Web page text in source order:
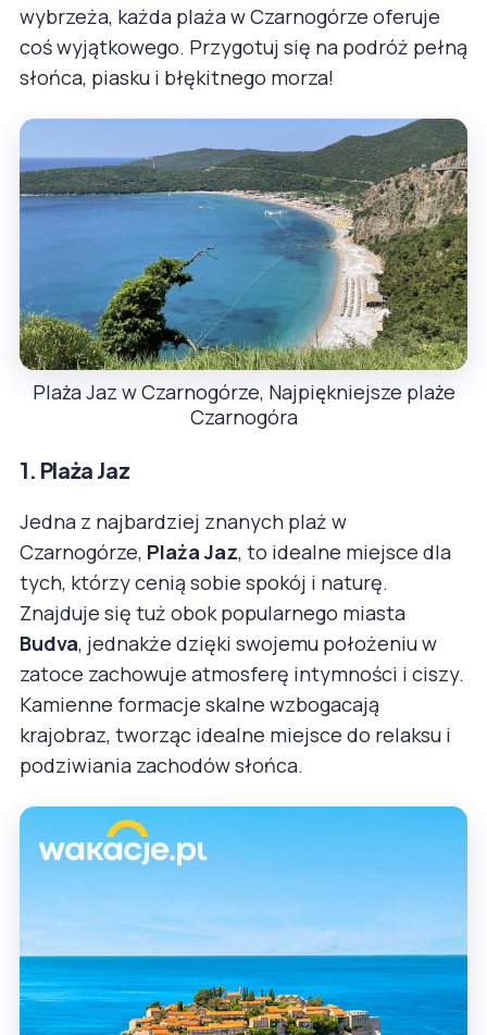
wybrzeża, każda plaża w Czarnogórze oferuje
coś wyjątkowego. Przygotuj się na podróż pełną
słońca, piasku i błękitnego morza!
Plaża Jaz w Czarnogórze, Najpiękniejsze plaże
Czarnogóra
1. Plaża Jaz
Jedna z najbardziej znanych plaż w
Czarnogórze, Plaża Jaz, to idealne miejsce dla
tych, którzy cenią sobie spokój i naturę.
Znajduje się tuż obok popularnego miasta
Budva, jednakże dzięki swojemu położeniu w
zatoce zachowuje atmosferę intymności i ciszy.
Kamienne formacje skalne wzbogacają
krajobraz, tworząc idealne miejsce do relaksu i
podziwiania zachodów słońca.